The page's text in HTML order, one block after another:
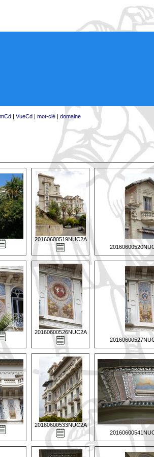
| VueCd| mot-clé| domaine
20160600519NUC2A
20160600526NUC2A
20160600533NUC2A